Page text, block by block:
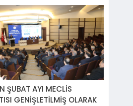
ŞUBAT AYI MECLİS
GENİŞLETİLMİŞ OLARAK